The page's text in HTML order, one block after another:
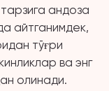
андоза
айтганимдек,
тўғри
ва энг
олинади.